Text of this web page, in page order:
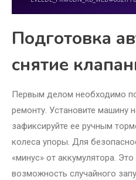
Подготовка
снятие
Первым делом необходимо
ремонту. Установите машину
зафиксируйте ее ручным
колеса упоры. Для
«минус» от аккумулятора.
возможность случайного